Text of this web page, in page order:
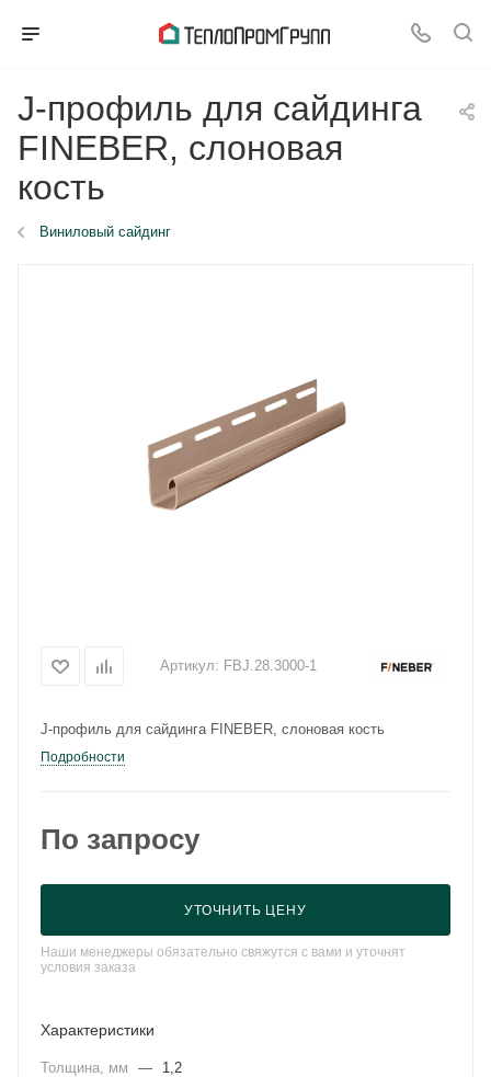
J-профиль для сайдинга
FINEBER, слоновая
кость
Виниловый сайдинг
Артикул: FBJ.28.3000-1
J-профиль для сайдинга FINEBER, слоновая кость
Подробности
По запросу
УТОЧНИТЬ ЦЕНУ
Наши менеджеры обязательно свяжутся с вами и уточнят
условия заказа
Характеристики
Толщина, мм —
1,2